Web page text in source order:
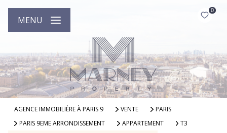
0
MENU
AGENCE IMMOBILIÈRE À PARIS 9 VENTE
PARIS
PARIS 9EME ARRONDISSEMENT
APPARTEMENT
T3